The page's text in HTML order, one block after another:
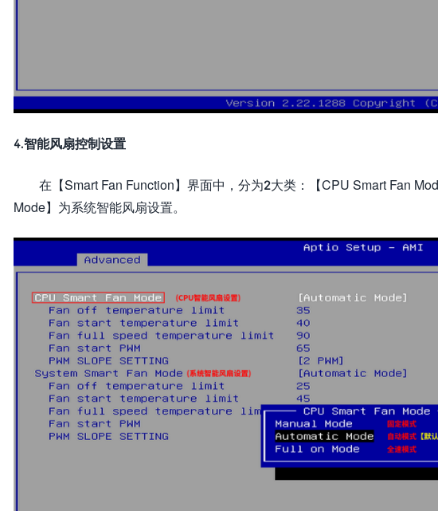
4.智能风扇控制设置
在【Smart Fan Function】界面中，分为2大类：【CPU Smart Fan
Mode】为系统智能风扇设置。